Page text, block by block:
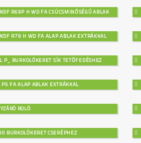
R69P H WD FA CSÚCSMINŐSÉGŰ ABLAK
R79 H WD FA ALAP ABLAK EXTRÁKKAL
P_ BURKOLÓKERET SÍK TETŐFEDÉSHEZ
FA ALAP ABLAK EXTRÁKKAL
ROLÓ
BURKOLÓKERET CSERÉPHEZ